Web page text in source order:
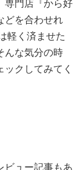
専門店『から好
どを合わせれ
軽く済ませた
んな気分の時
クしてみてく
ビュー記事もあ